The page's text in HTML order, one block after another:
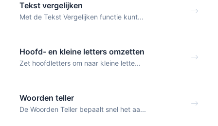
Tekst vergelijken
Met de Tekst Vergelijken functie kunt...
Hoofd- en kleine letters omzetten
Zet hoofdletters om naar kleine lette...
Woorden teller
De Woorden Teller bepaalt snel het aa...